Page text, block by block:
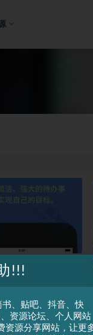
!!!
、贴吧、抖音、快
资源论坛、个人网站
资源分享网站，让更